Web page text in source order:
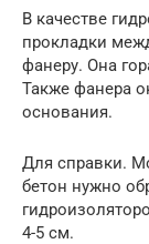
В качестве
прокладки
фанеру. Она
Также фанера
основания.
Для справки.
бетон нужно
4-5 см.